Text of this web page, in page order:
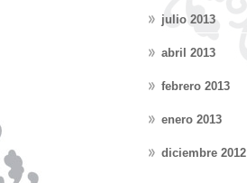
julio 2013
abril 2013
febrero 2013
enero 2013
diciembre 2012